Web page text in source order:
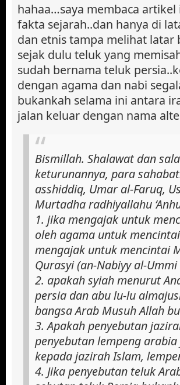
hahaa…saya membaca
fakta sejarah..dan hanya di
dan etnis tampa melihat latar
sejak dulu teluk yang
sudah bernama teluk
dengan agama dan nabi
bukankah selama ini antara
jalan keluar dengan nama
Bismillah. Shalawat dan
keturunannya, para
asshiddiq, Umar al-Faruq,
Murtadha radhiyallahu
1. jika mengajak untuk
oleh agama untuk
mengajak untuk mencintai
Qurasyi (an-Nabiyy al-
2. apakah syiah menurut
persia dan abu lu-lu
bangsa Arab Musuh Allah
3. Apakah penyebutan
penyebutan lempeng
kepada jazirah Islam,
4. Jika penyebutan teluk